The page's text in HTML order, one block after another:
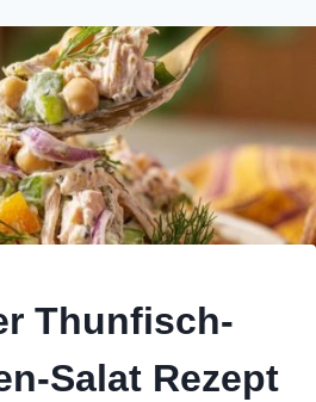
Thunfisch-
Salat Rezept